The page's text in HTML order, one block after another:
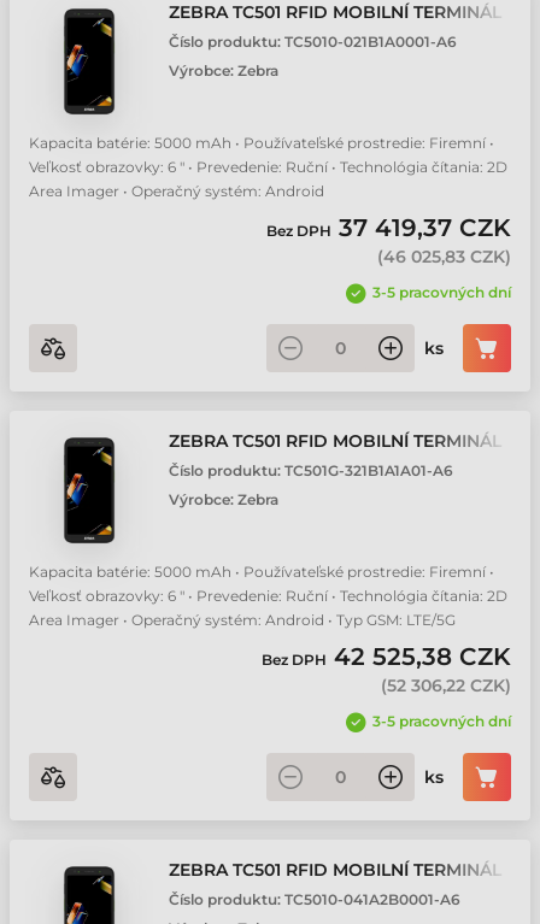
ZEBRA TC501 RFID MOBILNÍ TERMINÁL
Číslo produktu: TC5010-021B1A0001-A6
Výrobce: Zebra
Kapacita batérie: 5000 mAh • Používateľské prostredie: Firemní •
Veľkosť obrazovky: 6 " • Prevedenie: Ruční • Technológia čítania: 2D
Area Imager • Operačný systém: Android
Bez DPH 37 419,37 CZK
(46 025,83 CZK)
3-5 pracovných dní
ks
ZEBRA TC501 RFID MOBILNÍ TERMINÁL
Číslo produktu: TC501G-321B1A1A01-A6
Výrobce: Zebra
Kapacita batérie: 5000 mAh • Používateľské prostredie: Firemní •
Veľkosť obrazovky: 6 " • Prevedenie: Ruční • Technológia čítania: 2D
Area Imager • Operačný systém: Android • Typ GSM: LTE/5G
Bez DPH 42 525,38 CZK
(52 306,22 CZK)
3-5 pracovných dní
ks
ZEBRA TC501 RFID MOBILNÍ TERMINÁL
Číslo produktu: TC5010-041A2B0001-A6